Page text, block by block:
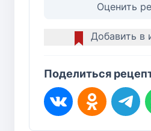
Оценить
Добавить в
Поделиться